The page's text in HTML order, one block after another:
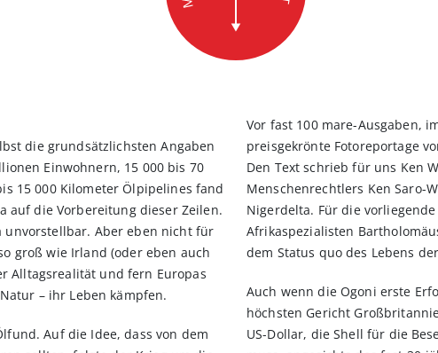
die grundsätzlichsten Angaben
Einwohnern, 15 000 bis 70
15 000 Kilometer Ölpipelines fand
auf die Vorbereitung dieser Zeilen.
unvorstellbar. Aber eben nicht für
groß wie Irland (oder eben auch
Alltagsrealität und fern Europas
– ihr Leben kämpfen.
Auf die Idee, dass von dem
Vor fast 100 mare-Ausgaben,
preisgekrönte Fotoreportage
Den Text schrieb für uns Ken
Menschenrechtlers Ken Saro-
Nigerdelta. Für die
Afrikaspezialisten
dem Status quo des Lebens
Auch wenn die Ogoni erste
höchsten Gericht
US-Dollar, die Shell für die